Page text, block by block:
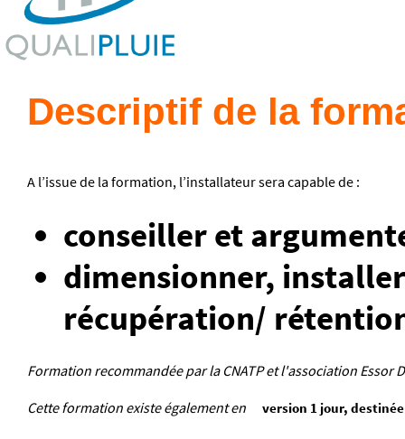
Descriptif de la
A l’issue de la formation, l’installateur sera capable de :
conseiller et
dimensionner,
récupération/
Formation recommandée par la CNATP et l'association
Cette formation existe également en version 1 jour,